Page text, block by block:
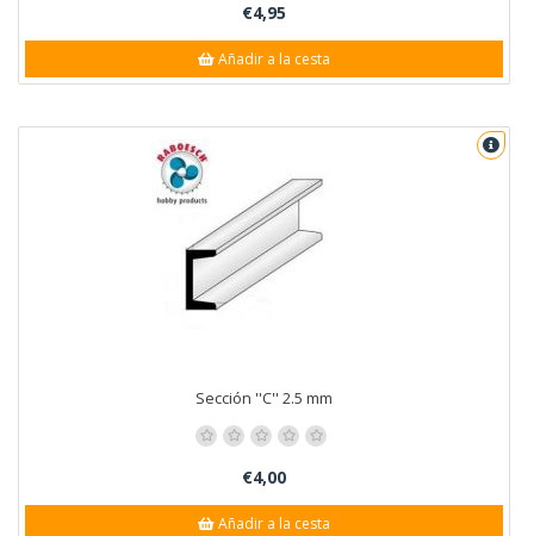
€4,95
Añadir a la cesta
Sección ''C'' 2.5 mm
€4,00
Añadir a la cesta